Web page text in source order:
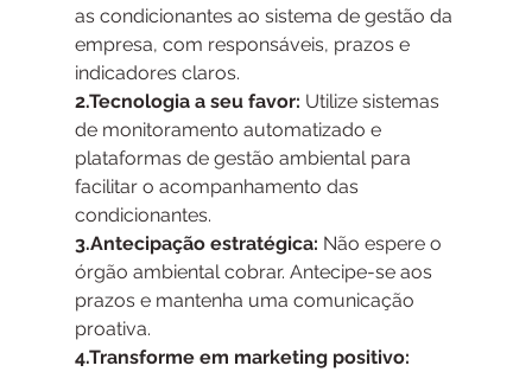
as condicionantes ao sistema de gestão da
empresa, com responsáveis, prazos e
indicadores claros.
2.Tecnologia a seu favor: Utilize sistemas
de monitoramento automatizado e
plataformas de gestão ambiental para
facilitar o acompanhamento das
condicionantes.
3.Antecipação estratégica: Não espere o
órgão ambiental cobrar. Antecipe-se aos
prazos e mantenha uma comunicação
proativa.
4.Transforme em marketing positivo: